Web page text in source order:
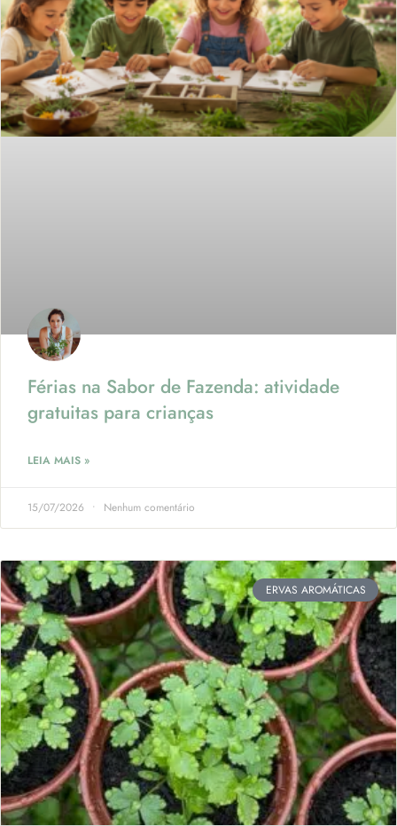
Férias na Sabor de Fazenda: atividade
gratuitas para crianças
LEIA MAIS »
15/07/2026 Nenhum comentário
ERVAS AROMÁTICAS